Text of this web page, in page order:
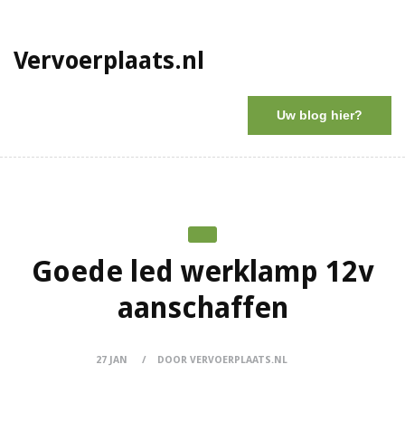
Vervoerplaats.nl
Uw blog hier?
Goede led werklamp 12v
aanschaffen
27 JAN DOOR VERVOERPLAATS.NL